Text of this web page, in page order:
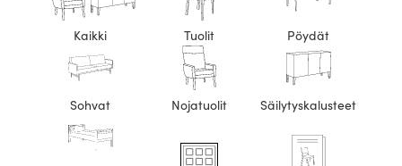
Kaikki Tuolit Pöydät
Sohvat Nojatuolit Säilytyskalusteet